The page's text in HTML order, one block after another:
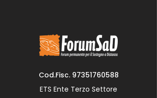
Cod.Fisc. 97351760588
ETS Ente Terzo Settore